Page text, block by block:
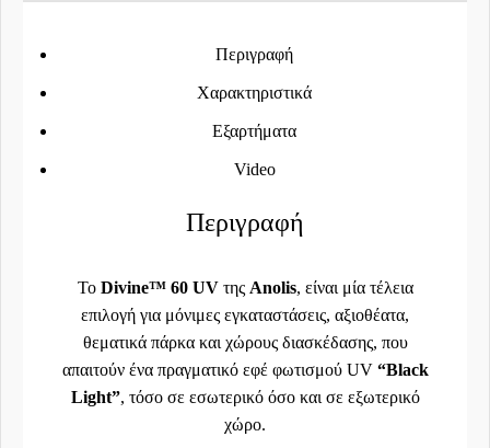
Περιγραφή
Χαρακτηριστικά
Εξαρτήματα
Video
Περιγραφή
Το Divine™ 60 UVτης Anolis, είναι μία τέλεια
επιλογή για μόνιμες εγκαταστάσεις, αξιοθέατα,
θεματικά πάρκα και χώρους διασκέδασης, που
απαιτούν ένα πραγματικό εφέ φωτισμού UV “Black
Light”, τόσο σε εσωτερικό όσο και σε εξωτερικό
χώρο.